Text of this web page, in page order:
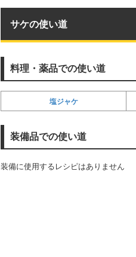
サケの使い道
料理・薬品での使い道
塩ジャケ
装備品での使い道
装備に使用するレシピはありません